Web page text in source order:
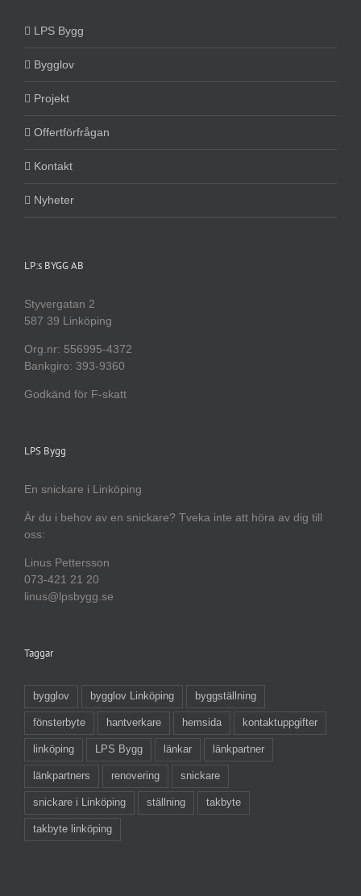
LPS Bygg
Bygglov
Projekt
Offertförfrågan
Kontakt
Nyheter
LP:s BYGG AB
Styvergatan 2
587 39 Linköping
Org.nr: 556995-4372
Bankgiro: 393-9360
Godkänd för F-skatt
LPS Bygg
En snickare i Linköping
Är du i behov av en snickare? Tveka inte att höra av dig till
oss:
Linus Pettersson
073-421 21 20
linus@lpsbygg.se
Taggar
bygglov bygglov Linköping byggställning
fönsterbyte hantverkare hemsida kontaktuppgifter
linköping LPS Bygg länkar länkpartner
länkpartners renovering snickare
snickare i Linköping ställning takbyte
takbyte linköping